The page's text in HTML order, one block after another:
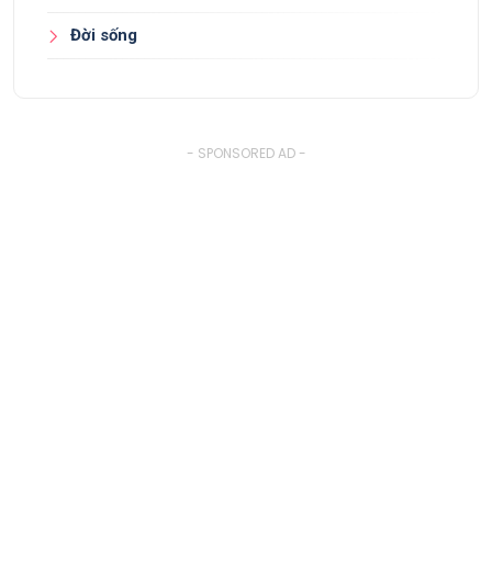
Đời sống
- SPONSORED AD -